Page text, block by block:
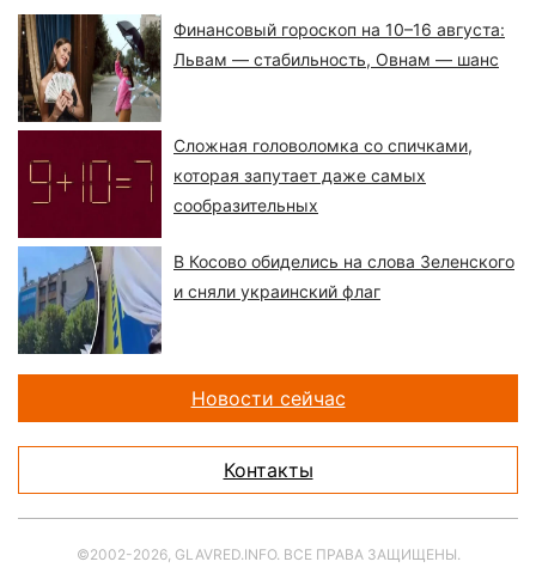
Финансовый гороскоп на 10–16 августа:
Львам — стабильность, Овнам — шанс
Сложная головоломка со спичками,
которая запутает даже самых
сообразительных
В Косово обиделись на слова Зеленского
и сняли украинский флаг
Новости сейчас
Контакты
©2002-2026, GLAVRED.INFO. ВСЕ ПРАВА ЗАЩИЩЕНЫ.